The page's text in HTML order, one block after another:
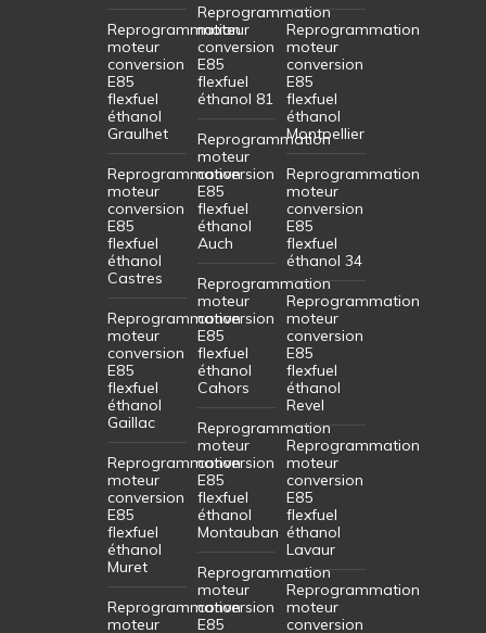
Reprogrammation
moteur
conversion
E85
flexfuel
éthanol
Graulhet
Reprogrammation
moteur
conversion
E85
flexfuel
éthanol
Castres
Reprogrammation
moteur
conversion
E85
flexfuel
éthanol
Gaillac
Reprogrammation
moteur
conversion
E85
flexfuel
éthanol
Muret
Reprogrammation
moteur
Reprogrammation
moteur
conversion
E85
flexfuel
éthanol 81
Reprogrammation
moteur
conversion
E85
flexfuel
éthanol
Auch
Reprogrammation
moteur
conversion
E85
flexfuel
éthanol
Cahors
Reprogrammation
moteur
conversion
E85
flexfuel
éthanol
Montauban
Reprogrammation
moteur
conversion
E85
Reprogrammation
moteur
conversion
E85
flexfuel
éthanol
Montpellier
Reprogrammation
moteur
conversion
E85
flexfuel
éthanol 34
Reprogrammation
moteur
conversion
E85
flexfuel
éthanol
Revel
Reprogrammation
moteur
conversion
E85
flexfuel
éthanol
Lavaur
Reprogrammation
moteur
conversion